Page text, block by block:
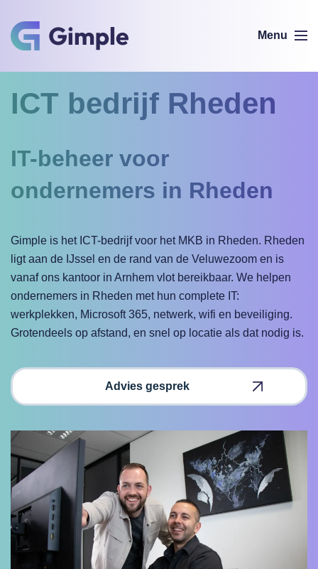
Menu
ICT bedrijf Rheden
IT-beheer voor
ondernemers in Rheden
Gimple is het ICT-bedrijf voor het MKB in Rheden. Rheden
ligt aan de IJssel en de rand van de Veluwezoom en is
vanaf ons kantoor in Arnhem vlot bereikbaar. We helpen
ondernemers in Rheden met hun complete IT:
werkplekken, Microsoft 365, netwerk, wifi en beveiliging.
Grotendeels op afstand, en snel op locatie als dat nodig is.
Advies gesprek